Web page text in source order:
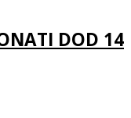
DOD 14